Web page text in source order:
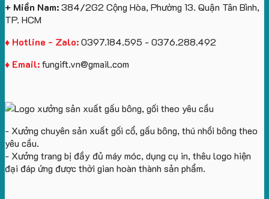
+ Miền Nam:384/2G2 Cộng Hòa, Phường 13. Quận Tân Bình,
TP. HCM
♦ Hotline - Zalo:0397.184.595 - 0376.288.492
♦ Email:fungift.vn@gmail.com
- Xưởng chuyên sản xuất gối cổ, gấu bông, thú nhồi bông theo
yêu cầu.
- Xưởng trang bị đầy đủ máy móc, dụng cụ in, thêu logo hiện
đại đáp ứng được thời gian hoàn thành sản phẩm.